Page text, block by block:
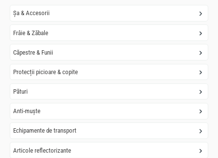
Șa & Accesorii
Frâie & Zăbale
Căpestre & Funii
Protecții picioare & copite
Pături
Anti-muște
Echipamente de transport
Articole reflectorizante